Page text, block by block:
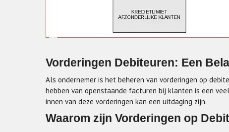
Vorderingen Debiteuren: Een
Als ondernemer is het beheren van vorderingen op
hebben van openstaande facturen bij klanten is een
innen van deze vorderingen kan een uitdaging zijn.
Waarom zijn Vorderingen op